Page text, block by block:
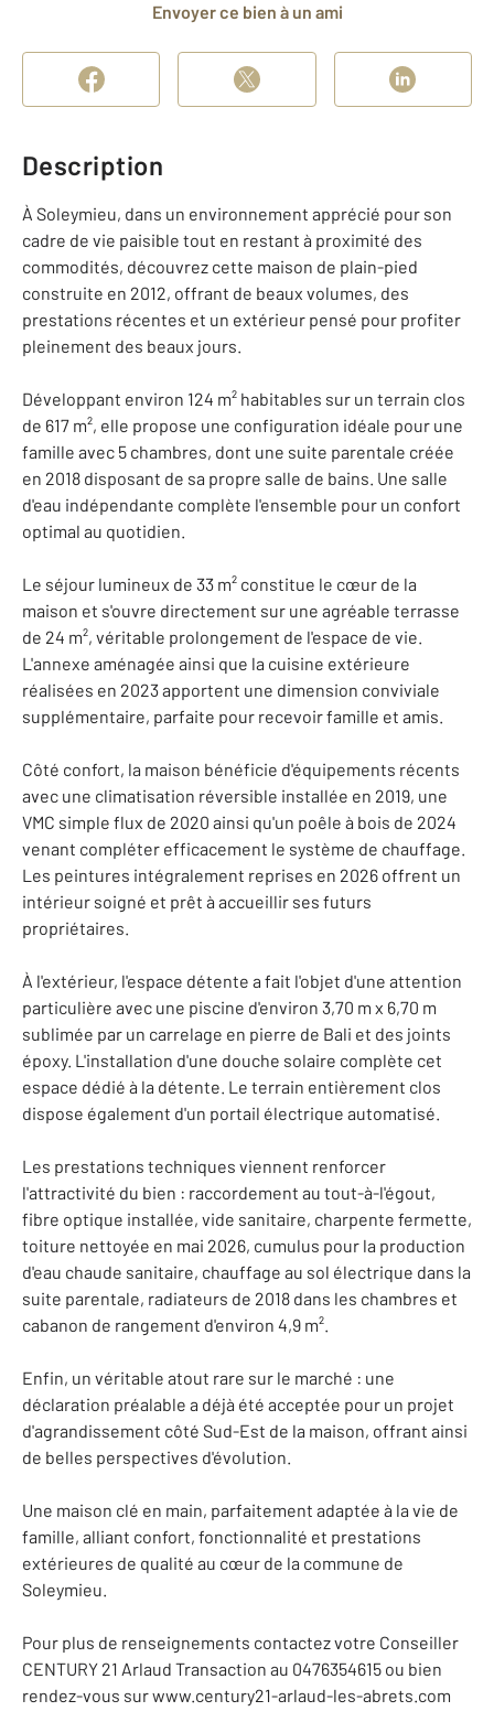
Envoyer ce bien à un ami
Description
À Soleymieu, dans un environnement apprécié pour son
cadre de vie paisible tout en restant à proximité des
commodités, découvrez cette maison de plain-pied
construite en 2012, offrant de beaux volumes, des
prestations récentes et un extérieur pensé pour profiter
pleinement des beaux jours.
Développant environ 124 m² habitables sur un terrain clos
de 617 m², elle propose une configuration idéale pour une
famille avec 5 chambres, dont une suite parentale créée
en 2018 disposant de sa propre salle de bains. Une salle
d'eau indépendante complète l'ensemble pour un confort
optimal au quotidien.
Le séjour lumineux de 33 m² constitue le cœur de la
maison et s'ouvre directement sur une agréable terrasse
de 24 m², véritable prolongement de l'espace de vie.
L'annexe aménagée ainsi que la cuisine extérieure
réalisées en 2023 apportent une dimension conviviale
supplémentaire, parfaite pour recevoir famille et amis.
Côté confort, la maison bénéficie d'équipements récents
avec une climatisation réversible installée en 2019, une
VMC simple flux de 2020 ainsi qu'un poêle à bois de 2024
venant compléter efficacement le système de chauffage.
Les peintures intégralement reprises en 2026 offrent un
intérieur soigné et prêt à accueillir ses futurs
propriétaires.
À l'extérieur, l'espace détente a fait l'objet d'une attention
particulière avec une piscine d'environ 3,70 m x 6,70 m
sublimée par un carrelage en pierre de Bali et des joints
époxy. L'installation d'une douche solaire complète cet
espace dédié à la détente. Le terrain entièrement clos
dispose également d'un portail électrique automatisé.
Les prestations techniques viennent renforcer
l'attractivité du bien : raccordement au tout-à-l'égout,
fibre optique installée, vide sanitaire, charpente fermette,
toiture nettoyée en mai 2026, cumulus pour la production
d'eau chaude sanitaire, chauffage au sol électrique dans la
suite parentale, radiateurs de 2018 dans les chambres et
cabanon de rangement d'environ 4,9 m².
Enfin, un véritable atout rare sur le marché : une
déclaration préalable a déjà été acceptée pour un projet
d'agrandissement côté Sud-Est de la maison, offrant ainsi
de belles perspectives d'évolution.
Une maison clé en main, parfaitement adaptée à la vie de
famille, alliant confort, fonctionnalité et prestations
extérieures de qualité au cœur de la commune de
Soleymieu.
Pour plus de renseignements contactez votre Conseiller
CENTURY 21 Arlaud Transaction au 0476354615 ou bien
rendez-vous sur www.century21-arlaud-les-abrets.com